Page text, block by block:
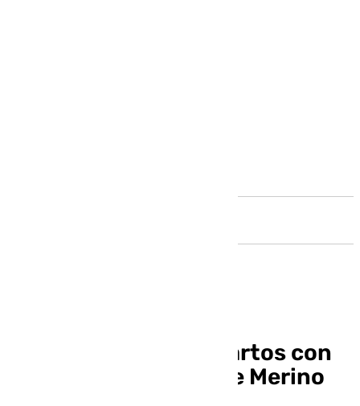
España se mete a cuartos con
un gol ‘in extremis’ de Merino